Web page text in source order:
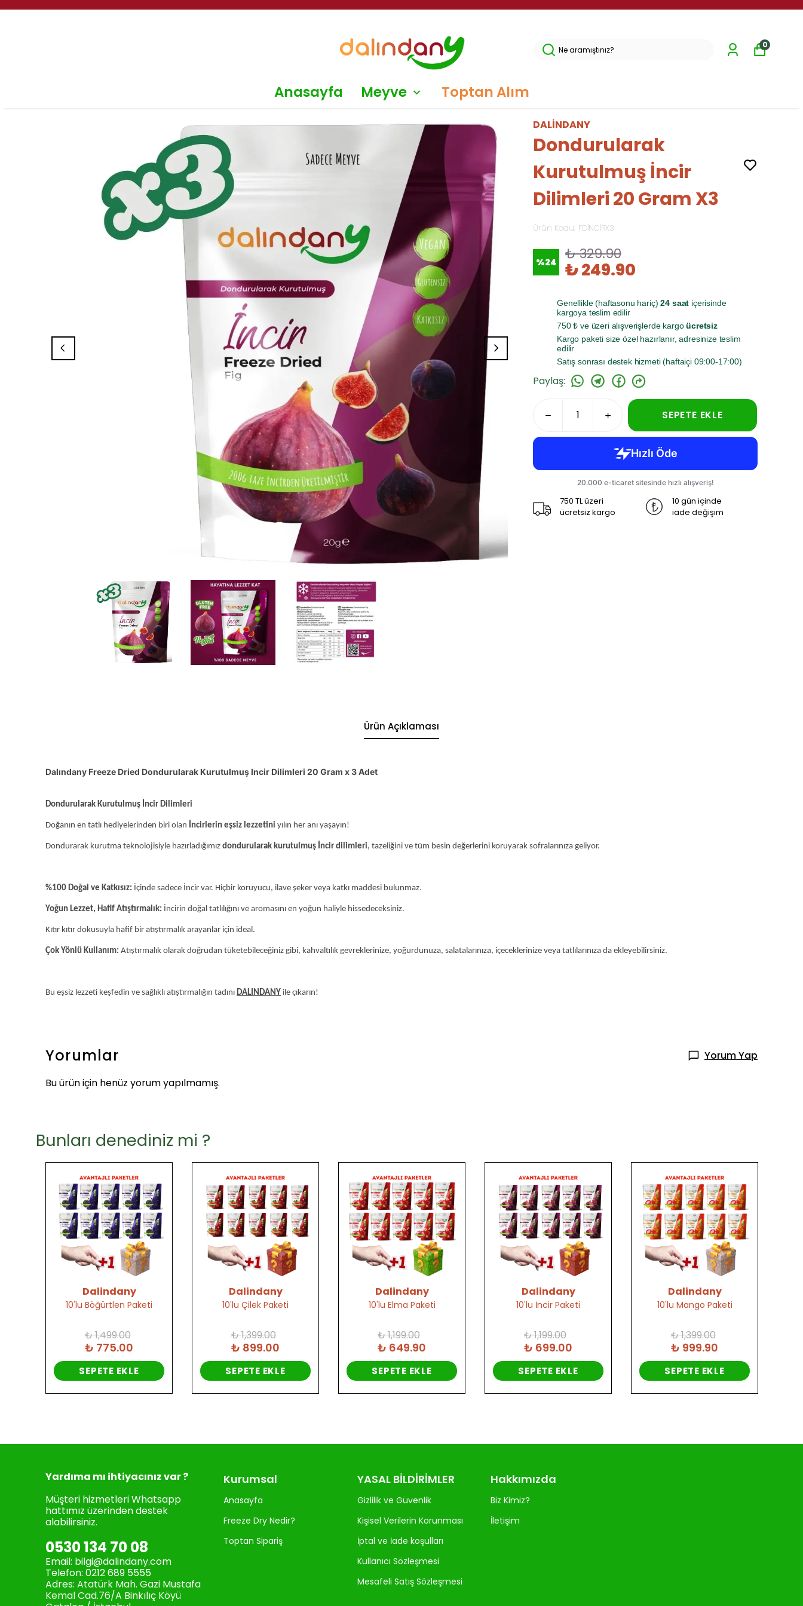
Anasayfa Meyve Toptan Alım
0
DALİNDANY
Dondurularak
Kurutulmuş İncir
Dilimleri 20 Gram X3
Ürün Kodu: FDİNCİRX3
%24 ₺ 329.90
₺ 249.90
Genellikle (haftasonu hariç)24 saat içerisinde
kargoya teslim edilir
750 ₺ ve üzeri alışverişlerde kargoücretsiz
Kargo paketi size özel hazırlanır, adresinize teslim
edilir
Satış sonrası destek hizmeti (haftaiçi 09:00-17:00)
Paylaş:
SEPETE EKLE
750 TL üzeri
ücretsiz kargo
10 gün içinde
iade değişim
Ürün Açıklaması
Dalındany Freeze Dried Dondurularak Kurutulmuş Incir Dilimleri 20 Gram x 3 Adet
Dondurularak Kurutulmuş İncir Dilimleri
Doğanın en tatlı hediyelerinden biri olan İncirlerin eşsiz lezzetini yılın her anı yaşayın!
Dondurarak kurutma teknolojisiyle hazırladığımız dondurularak kurutulmuş İncir dilimleri, tazeliğini ve tüm besin değerlerini koruyarak sofralarınıza geliyor.
%100 Doğal ve Katkısız: İçinde sadece İncir var. Hiçbir koruyucu, ilave şeker veya katkı maddesi bulunmaz.
Yoğun Lezzet, Hafif Atıştırmalık: İncirin doğal tatlılığını ve aromasını en yoğun haliyle hissedeceksiniz.
Kıtır kıtır dokusuyla hafif bir atıştırmalık arayanlar için ideal.
Çok Yönlü Kullanım: Atıştırmalık olarak doğrudan tüketebileceğiniz gibi, kahvaltılık gevreklerinize, yoğurdunuza, salatalarınıza, içeceklerinize veya tatlılarınıza da ekleyebilirsiniz.
Bu eşsiz lezzeti keşfedin ve sağlıklı atıştırmalığın tadını DALINDANY ile çıkarın!
Yorumlar
Yorum Yap
Bu ürün için henüz yorum yapılmamış.
Bunları denediniz mi ?
Dalindany
10'lu Böğürtlen Paketi
₺ 1,499.00
₺ 775.00
SEPETE EKLE
Dalindany
10'lu Çilek Paketi
₺ 1,399.00
₺ 899.00
SEPETE EKLE
Dalindany
10'lu Elma Paketi
₺ 1,199.00
₺ 649.90
SEPETE EKLE
Dalindany
10'lu İncir Paketi
₺ 1,199.00
₺ 699.00
SEPETE EKLE
Dalindany
10'lu Mango Paketi
₺ 1,399.00
₺ 999.90
SEPETE EKLE
Kurumsal
Anasayfa
Freeze Dry Nedir?
Toptan Sipariş
YASAL BİLDİRİMLER
Gizlilik ve Güvenlik
Kişisel Verilerin Korunması
İptal ve İade koşulları
Kullanıcı Sözleşmesi
Mesafeli Satış Sözleşmesi
Hakkımızda
Biz Kimiz?
İletişim
Yardıma mı ihtiyacınız var ?
Müşteri hizmetleri Whatsapp
hattımız üzerinden destek
alabilirsiniz.
0530 134 70 08
Email: bilgi@dalindany.com
Telefon: 0212 689 5555
Adres: Atatürk Mah. Gazi Mustafa
Kemal Cad.76/A Binkılıç Köyü